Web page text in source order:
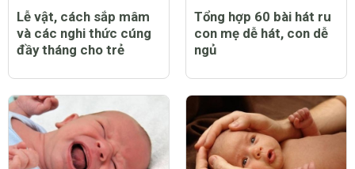
Lễ vật, cách sắp mâm
và các nghi thức cúng
đầy tháng cho trẻ
Tổng hợp 60 bài hát ru
con mẹ dễ hát, con dễ
ngủ